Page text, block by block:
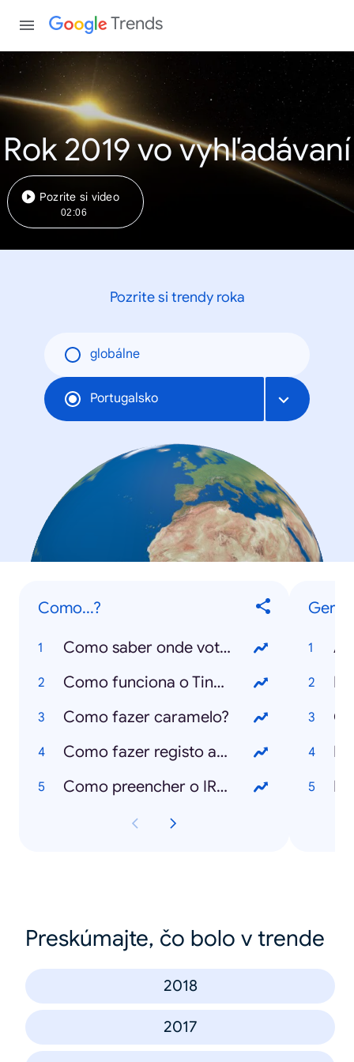
Trends
Rok 2019 vo vyhľadávaní
Pozrite si video
02:06
Pozrite si trendy roka
globálne
Portugalsko
Como...?
Como saber onde votar?
Como funciona o Tinder?
Como fazer caramelo?
Como fazer registo animal no SIAC?
Como preencher o IRS?
Geral
Preskúmajte, čo bolo v trende
2018
2017